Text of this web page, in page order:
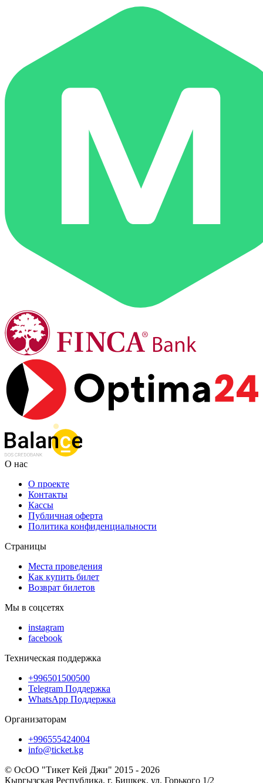
О нас
О проекте
Контакты
Кассы
Публичная оферта
Политика конфиденциальности
Страницы
Места проведения
Как купить билет
Возврат билетов
Мы в соцсетях
instagram
facebook
Техническая поддержка
+996501500500
Telegram Поддержка
WhatsApp Поддержка
Организаторам
+996555424004
info@ticket.kg
© ОсОО "Тикет Кей Джи" 2015 - 2026
Кыргызская Республика, г. Бишкек, ул. Горького 1/2